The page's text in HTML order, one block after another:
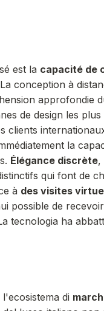
est la capacité de
conception à
approfondie
de design les plus
clients
la
Élégance discrète,
qui font de
à des visites
possible de
tecnologia ha
di